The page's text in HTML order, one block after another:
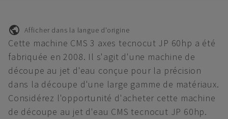
Afficher dans la langue d'origine
Cette machine CMS 3 axes tecnocut JP 60hp a été
fabriquée en 2008. Il s'agit d'une machine de
découpe au jet d'eau conçue pour la précision
dans la découpe d'une large gamme de matériaux.
Considérez l'opportunité d'acheter cette machine
de découpe au jet d'eau CMS tecnocut JP 60hp.